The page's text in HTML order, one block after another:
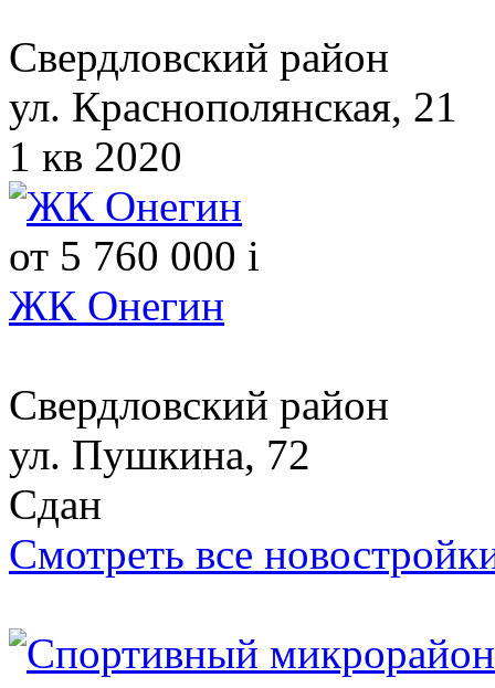
Свердловский район
ул. Краснополянская, 21
1 кв 2020
от 5 760 000 i
ЖК Онегин
Свердловский район
ул. Пушкина, 72
Сдан
Смотреть все